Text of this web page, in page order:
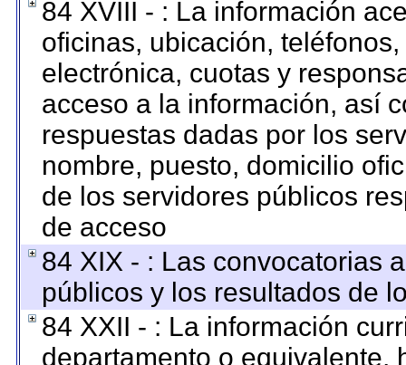
84 XVIII - : La información
oficinas, ubicación,
electrónica, cuotas y
acceso a la información, así
respuestas dadas por los
nombre, puesto, domicilio
de los servidores públicos
de acceso
84 XIX - : Las convocatorias
públicos y los resultados de
84 XXII - : La información
departamento o equivalente,